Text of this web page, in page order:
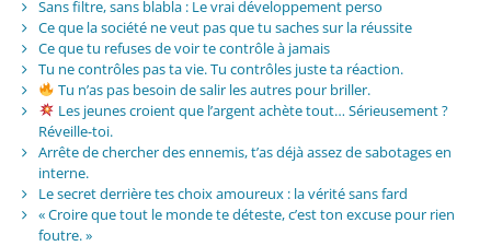
Sans filtre, sans blabla : Le vrai développement perso
Ce que la société ne veut pas que tu saches sur la réussite
Ce que tu refuses de voir te contrôle à jamais
Tu ne contrôles pas ta vie. Tu contrôles juste ta réaction.
Tu n’as pas besoin de salir les autres pour briller.
Les jeunes croient que l’argent achète tout… Sérieusement ?
Réveille-toi.
Arrête de chercher des ennemis, t’as déjà assez de sabotages en
interne.
Le secret derrière tes choix amoureux : la vérité sans fard
« Croire que tout le monde te déteste, c’est ton excuse pour rien
foutre. »